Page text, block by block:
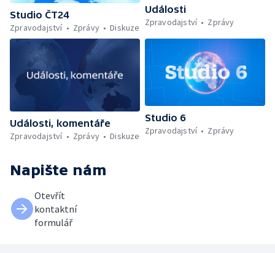
Studio ČT24
Zpravodajství
Zprávy Diskuze
Události
Zpravodajství
Zprávy
Události, komentáře
Zpravodajství
Zprávy Diskuze
Studio 6
Zpravodajství
Zprávy
Napište nám
Otevřít
kontaktní
formulář